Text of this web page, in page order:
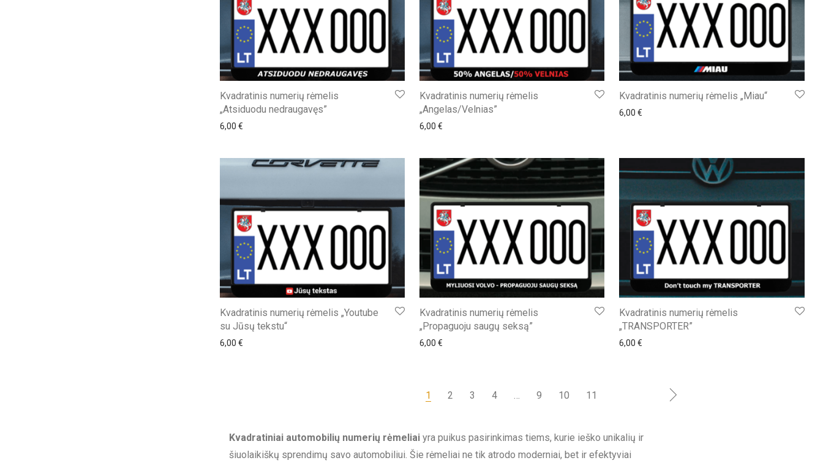
Kvadratinis numerių rėmelis
„Atsiduodu nedraugavęs”
6,00 €
Kvadratinis numerių rėmelis
„Angelas/Velnias”
6,00 €
Kvadratinis numerių rėmelis „Miau“
6,00€
Kvadratinis numerių rėmelis „Youtube
su Jūsų tekstu“
6,00 €
Kvadratinis numerių rėmelis
„Propaguoju saugų seksą”
6,00 €
Kvadratinis numerių rėmelis
„TRANSPORTER”
6,00€
1 2 3 4 9 10 11
Kvadratiniai automobilių numerių rėmeliaiyra puikus pasirinkimas tiems, kurie ieško unikalių ir
šiuolaikiškų sprendimų savo automobiliui. Šie rėmeliai ne tik atrodo moderniai, bet ir efektyviai